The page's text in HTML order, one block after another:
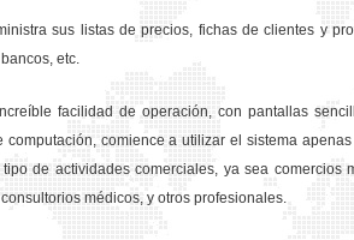
sus listas de precios, fichas de clientes y
etc.
facilidad de operación, con pantallas
comience a utilizar el sistema
de actividades comerciales, ya sea comercios
médicos, y otros profesionales.